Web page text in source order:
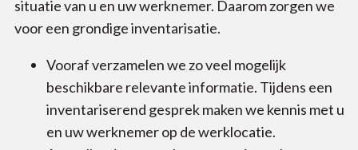
situatie van u en uw werknemer. Daarom zorgen we
voor een grondige inventarisatie.
Vooraf verzamelen we zo veel mogelijk
beschikbare relevante informatie. Tijdens een
inventariserend gesprek maken we kennis met u
en uw werknemer op de werklocatie.